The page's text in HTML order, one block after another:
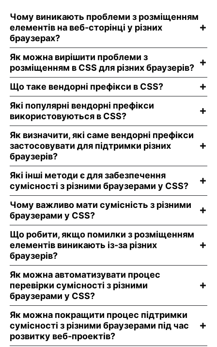
Чому виникають проблеми з розміщенням
елементів на веб-сторінці у різних
браузерах?
Як можна вирішити проблеми з
розміщенням в CSS для різних браузерів?
Що таке вендорні префікси в CSS?
Які популярні вендорні префікси
використовуються в CSS?
Як визначити, які саме вендорні префікси
застосовувати для підтримки різних
браузерів?
Які інші методи є для забезпечення
сумісності з різними браузерами у CSS?
Чому важливо мати сумісність з різними
браузерами у CSS?
Що робити, якщо помилки з розміщенням
елементів виникають із-за різних
браузерів?
Як можна автоматизувати процес
перевірки сумісності з різними
браузерами у CSS?
Як можна покращити процес підтримки
сумісності з різними браузерами під час
розвитку веб-проектів?